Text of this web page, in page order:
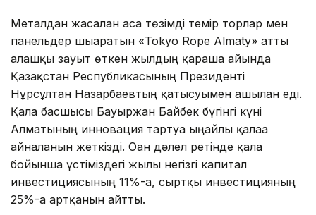
Металдан жасалған аса төзімді темір торлар мен
панельдер шығаратын «Tokyo Rope Almaty» атты
алғашқы зауыт өткен жылдың қараша айында
Қазақстан Республикасының Президенті
Нұрсұлтан Назарбаевтың қатысуымен ашылған еді.
Қала басшысы Бауыржан Байбек бүгінгі күні
Алматының инновация тартуға ыңғайлы қалаға
айналғанын жеткізді. Оған дәлел ретінде қала
бойынша үстіміздегі жылы негізгі капитал
инвестициясының 11%-ға, сыртқы инвестицияның
25%-ға артқанын айтты.